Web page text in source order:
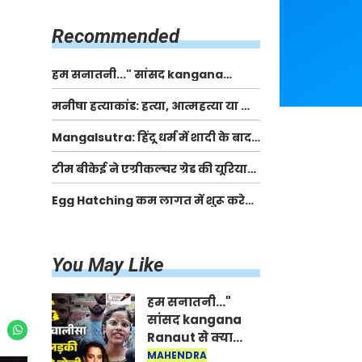
Recommended
हम सनातनी..." सांसद kangana
Ranaut से क्या बोली लड़की? Viral
Jantar-Mantar | CJP protest
मनीषा हत्याकांड: हत्या, आत्महत्या या कोई बड़ा राज?
| Full Story | Josh Haryana
Mangalsutra: हिंदू धर्म में शादी के बाद
मंगलसूत्र क्यों पहनती है महिलाएं, किसने
शुरु की ये परंपरा
टीम बीकेई ने एग्रीकल्चर ग्रेड की यूरिया
खाद गट्टों में बदलकर टेक्निकल ग्रेड में
बेचने वालों पर करवाई कार्रवाई:
Egg Hatching कम लागत में शुरू करे
You May Like
हम सनातनी..."
सांसद kangana
Ranaut से क्या
बोली लड़की? Viral
MAHENDRA